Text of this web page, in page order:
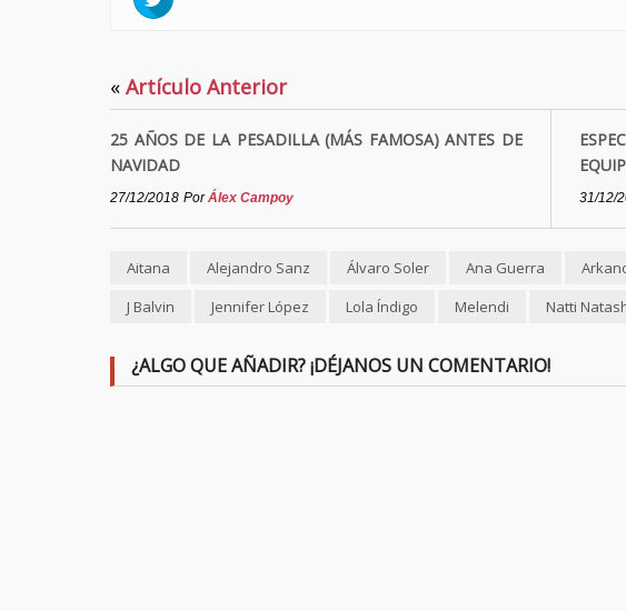
« Artículo Anterior
25 AÑOS DE LA PESADILLA (MÁS FAMOSA) ANTES DE
NAVIDAD
27/12/2018 PorÁlex Campoy 31/12/
Aitana Alejandro Sanz Álvaro Soler Ana Guerra
J Balvin
Jennifer López Lola Índigo Melendi Natti
¿ALGO QUE AÑADIR? ¡DÉJANOS UN COMENTARIO!